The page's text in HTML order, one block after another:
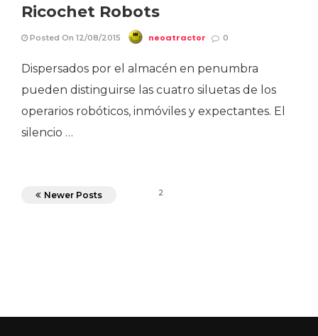
Ricochet Robots
Posted On 12/08/2015 neoatractor 0
Dispersados por el almacén en penumbra
pueden distinguirse las cuatro siluetas de los
operarios robóticos, inmóviles y expectantes. El
silencio …
2
Newer Posts